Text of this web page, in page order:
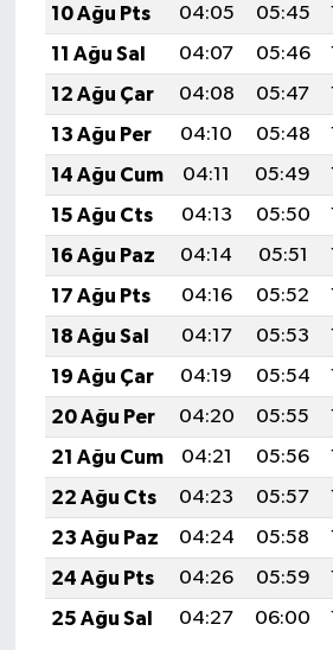
10 Ağu Pts
04:05 05:45
11 Ağu Sal
04:07 05:46
12 Ağu Çar
04:08 05:47
13 Ağu Per
04:10 05:48
14 Ağu Cum
04:11 05:49
15 Ağu Cts
04:13 05:50
16 Ağu Paz
04:14 05:51
17 Ağu Pts
04:16 05:52
18 Ağu Sal
04:17 05:53
19 Ağu Çar
04:19 05:54
20 Ağu Per
04:20 05:55
21 Ağu Cum
04:21 05:56
22 Ağu Cts
04:23 05:57
23 Ağu Paz
04:24 05:58
24 Ağu Pts
04:26 05:59
25 Ağu Sal
04:27 06:00